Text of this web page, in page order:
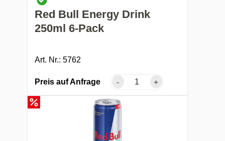
Red Bull Energy Drink
250ml 6-Pack
Art. Nr.: 5762
Preis auf Anfrage - +